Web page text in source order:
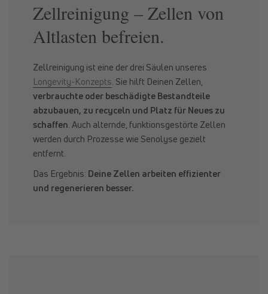
Zellreinigung – Zellen von
Altlasten befreien.
Zellreinigung ist eine der drei Säulen unseres
Longevity-Konzepts. Sie hilft Deinen Zellen,
verbrauchte oder beschädigte Bestandteile
abzubauen, zu recyceln und Platz für Neues zu
schaffen. Auch alternde, funktionsgestörte Zellen
werden durch Prozesse wie Senolyse gezielt
entfernt.
Das Ergebnis: Deine Zellen arbeiten effizienter
und regenerieren besser.